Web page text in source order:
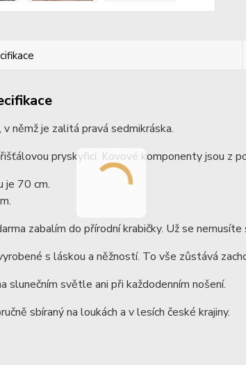
v němž je zalitá pravá sedmikráska.
pryskyřicí. Kovové komponenty jsou z
je 70 cm.
zabalím do přírodní krabičky. Už se
s láskou a něžností. To vše zůstává
slunečním světle ani při každodenním nošení.
sbíraný na loukách a v lesích české krajiny.